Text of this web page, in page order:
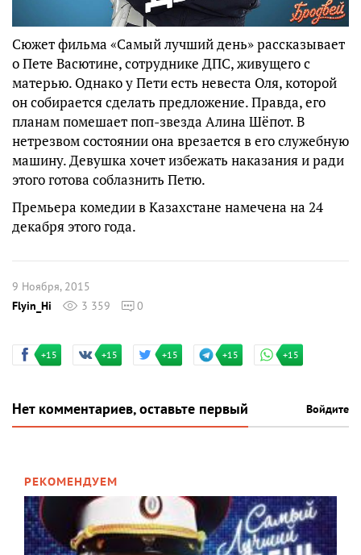
Сюжет фильма «Самый лучший день» рассказывает
о Пете Васютине, сотруднике ДПС, живущего с
матерью. Однако у Пети есть невеста Оля, которой
он собирается сделать предложение. Правда, его
планам помешает поп-звезда Алина Шёпот. В
нетрезвом состоянии она врезается в его служебную
машину. Девушка хочет избежать наказания и ради
этого готова соблазнить Петю.
Премьера комедии в Казахстане намечена на 24
декабря этого года.
9 Ноября, 2015
Flyin_Hi
3 359 0
+15 +15 +15 +15 +15
Нет комментариев, оставьте первый Войдите
РЕКОМЕНДУЕМ